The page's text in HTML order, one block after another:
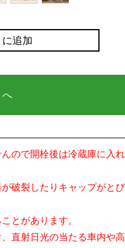
追加
へ
ので開栓後は冷蔵庫に入れ
破裂したりキャップがとび
とがあります。
直射日光の当たる車内や高